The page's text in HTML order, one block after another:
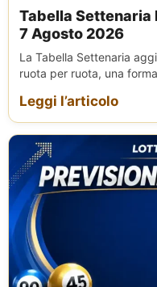
Tabella Settenaria
7 Agosto 2026
La Tabella Settenaria
ruota per ruota, una
Leggi l’articolo